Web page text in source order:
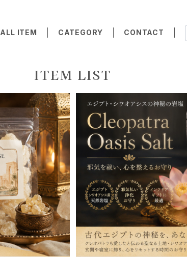
ALL ITEM CATEGORY CONTACT
ITEM LIST